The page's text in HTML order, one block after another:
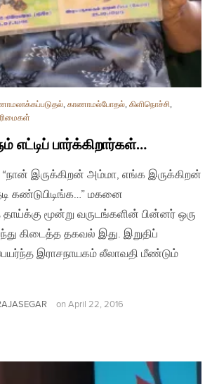
, காணாமல்போதல், கிளிநொச்சி,
எட்டிப் பார்க்கிறார்கள்…
“நான் இருக்கிறன் அம்மா, எங்க இருக்கிறன்
கண்டுபிடிங்க…” மகனை
மூன்று வருடங்களின் பின்னர் ஒரு
கிடைத்த தகவல் இது. இறுதிப்
இராசநாயகம் லீலாவதி மீண்டும்
on April 22, 2016